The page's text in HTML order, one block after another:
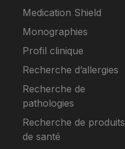
Medication Shield
Monographies
Profil clinique
Recherche d’allergies
Recherche de
pathologies
Recherche de produits
de santé